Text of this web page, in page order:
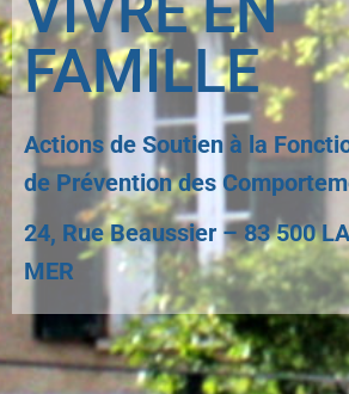
FAMILLE
Actions de Soutien à la
de Prévention des
24, Rue Beaussier – 83 500
MER